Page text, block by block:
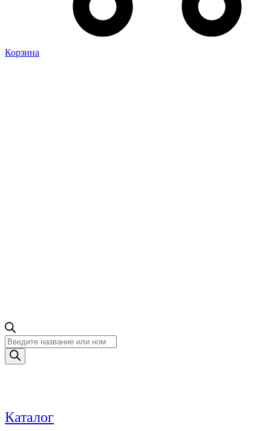
Корзина
Поиск
товаров
Каталог